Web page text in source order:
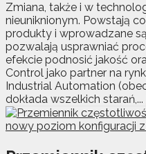
Zmiana, także i w
nieuniknionym. Powstają
produkty i wprowadzane
pozwalają usprawniać
efekcie podnosić jakość
Control jako partner na
Industrial Automation
dokłada wszelkich starań,...